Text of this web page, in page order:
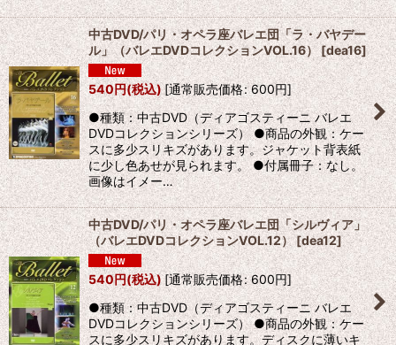
中古DVD/パリ・オペラ座バレエ団「ラ・バヤデー
ル」（バレエDVDコレクションVOL.16）[dea16]
540円(税込)[通常販売価格: 600円]
●種類：中古DVD（ディアゴスティーニ バレエ
DVDコレクションシリーズ） ●商品の外観：ケー
スに多少スリキズがあります。ジャケット背表紙
に少し色あせが見られます。 ●付属冊子：なし。
画像はイメー…
中古DVD/パリ・オペラ座バレエ団「シルヴィア」
（バレエDVDコレクションVOL.12）[dea12]
540円(税込)[通常販売価格: 600円]
●種類：中古DVD（ディアゴスティーニ バレエ
DVDコレクションシリーズ） ●商品の外観：ケー
スに多少スリキズがあります。ディスクに薄いキ